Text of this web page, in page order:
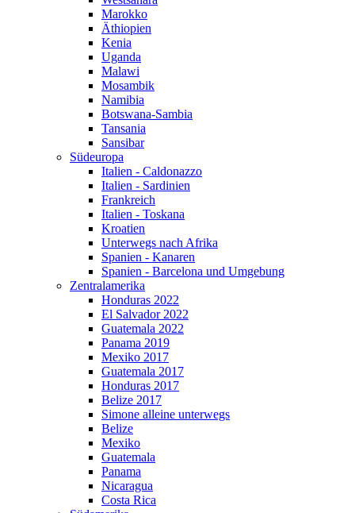
Marokko
Äthiopien
Kenia
Uganda
Malawi
Mosambik
Namibia
Botswana-Sambia
Tansania
Sansibar
Südeuropa
Italien - Caldonazzo
Italien - Sardinien
Frankreich
Italien - Toskana
Kroatien
Unterwegs nach Afrika
Spanien - Kanaren
Spanien - Barcelona und Umgebung
Zentralamerika
Honduras 2022
El Salvador 2022
Guatemala 2022
Panama 2019
Mexiko 2017
Guatemala 2017
Honduras 2017
Belize 2017
Simone alleine unterwegs
Belize
Mexiko
Guatemala
Panama
Nicaragua
Costa Rica